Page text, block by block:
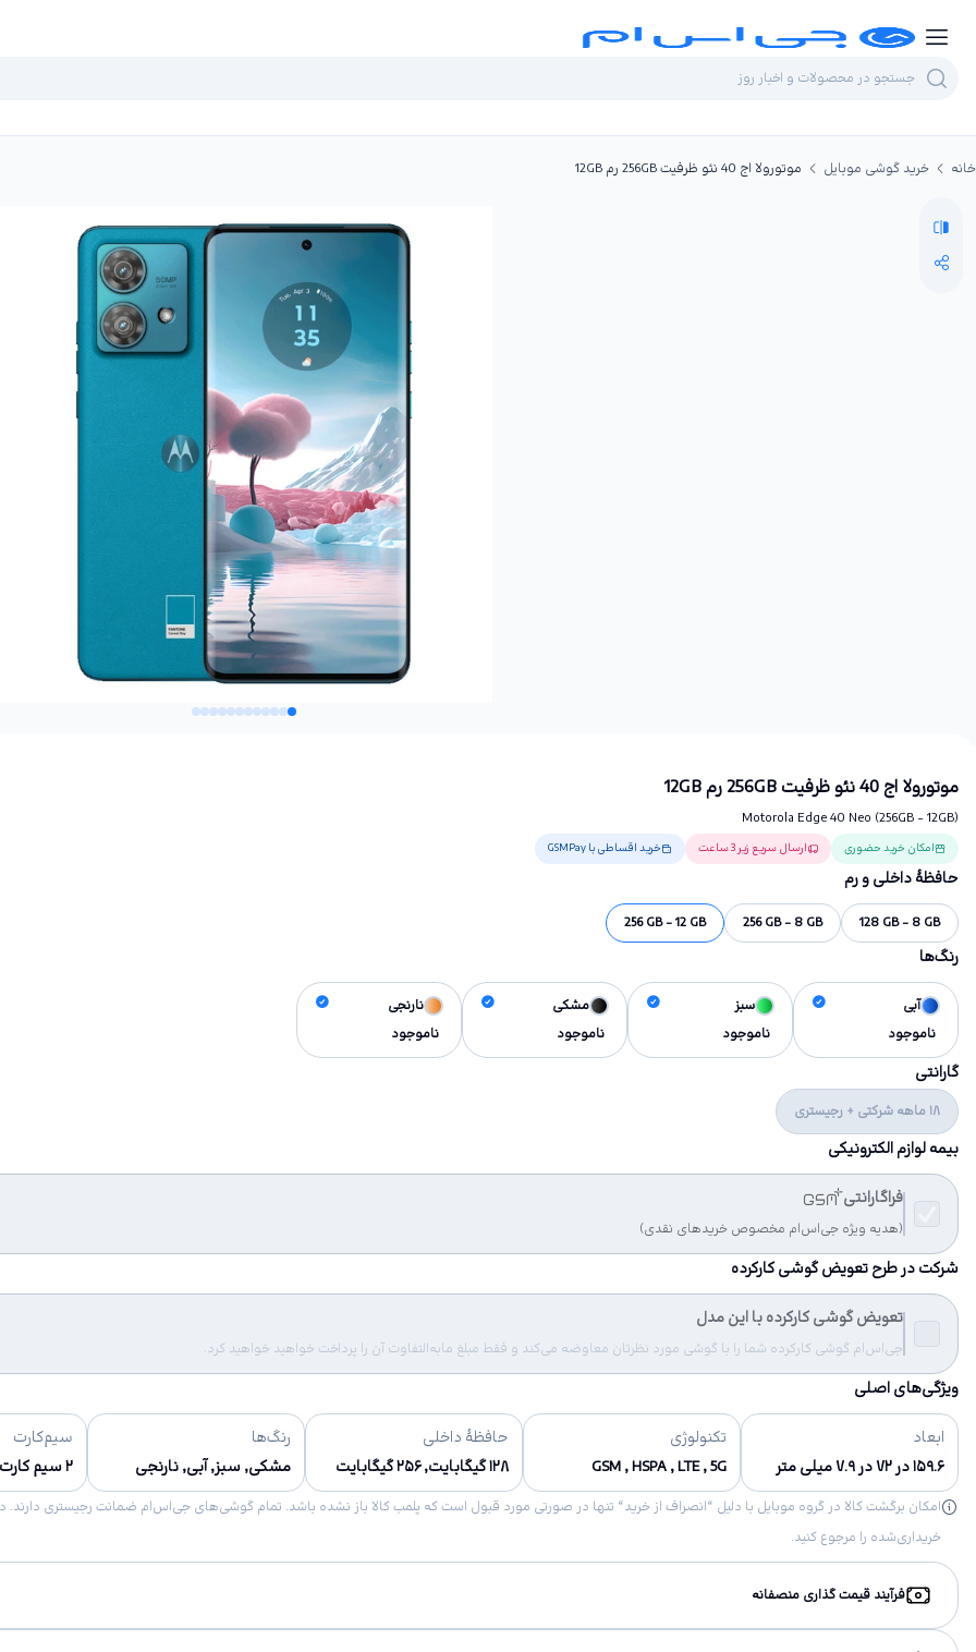
خانه خرید گوشی موبایل موتورولا اج 40 نئو ظرفیت 256GB رم 12GB
موتورولا اج 40 نئو ظرفیت 256GB رم 12GB
Motorola Edge 40 Neo (256GB - 12GB)
امکان خرید حضوری ارسال سریع زیر 3 ساعت خرید اقساطی با GSMPay
حافظهٔ داخلی و رم
128 GB - 8 GB
256 GB - 8 GB
256 GB - 12 GB
رنگ‌ها
آبی
ناموجود
سبز
ناموجود
مشکی
ناموجود
نارنجی
ناموجود
گارانتی
18 ماهه شرکتی + رجیستری
بیمه لوازم الکترونیکی
فراگارانتی
(هدیه ویژه جی‌اس‌ام مخصوص خریدهای نقدی)
شرکت در طرح تعویض گوشی کارکرده
تعویض گوشی کارکرده با این مدل
جی‌اس‌ام گوشی کارکرده شما را با گوشی مورد نظرتان معاوضه می‌کند و فقط مبلغ مابه‌التفاوت آن را پرداخت خواهید خواهید کرد.
ویژگی‌های اصلی
ابعاد
۱۵۹.۶ در ۷۲ در ۷.۹ میلی متر
تکنولوژی
GSM , HSPA , LTE , 5G
حافظهٔ داخلی
۱۲۸ گیگابایت, ۲۵۶ گیگابایت
رنگ‌ها
مشکی, سبز, آبی, نارنجی
سیم‌کارت
۲ سیم کارت
خریداری‌شده را مرجوع کنید.
فرآیند قیمت گذاری منصفانه